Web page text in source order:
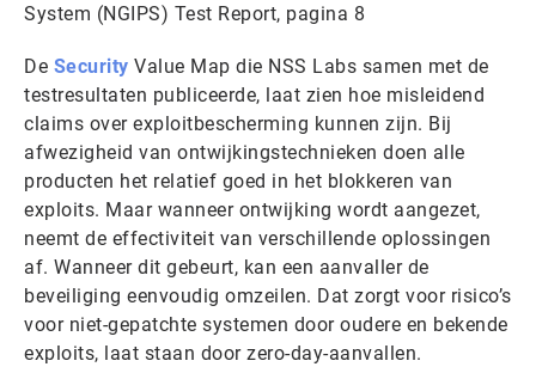
System (NGIPS) Test Report, pagina 8
De Security Value Map die NSS Labs samen met de
testresultaten publiceerde, laat zien hoe misleidend
claims over exploitbescherming kunnen zijn. Bij
afwezigheid van ontwijkingstechnieken doen alle
producten het relatief goed in het blokkeren van
exploits. Maar wanneer ontwijking wordt aangezet,
neemt de effectiviteit van verschillende oplossingen
af. Wanneer dit gebeurt, kan een aanvaller de
beveiliging eenvoudig omzeilen. Dat zorgt voor risico’s
voor niet-gepatchte systemen door oudere en bekende
exploits, laat staan door zero-day-aanvallen.